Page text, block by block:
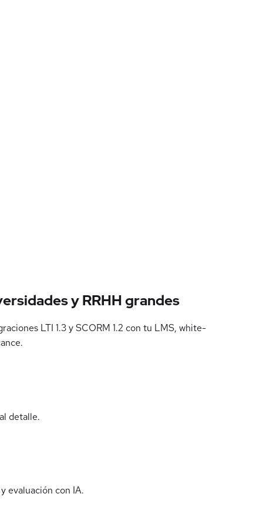
y RRHH grandes
LTI 1.3 y SCORM 1.2 con tu LMS, white-
detalle.
evaluación con IA.